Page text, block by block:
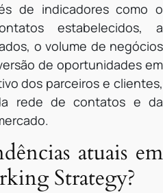
de indicadores como o
estabelecidos, a
o volume de negócios
de oportunidades em
dos parceiros e clientes,
rede de contatos e da
atuais em
Strategy?